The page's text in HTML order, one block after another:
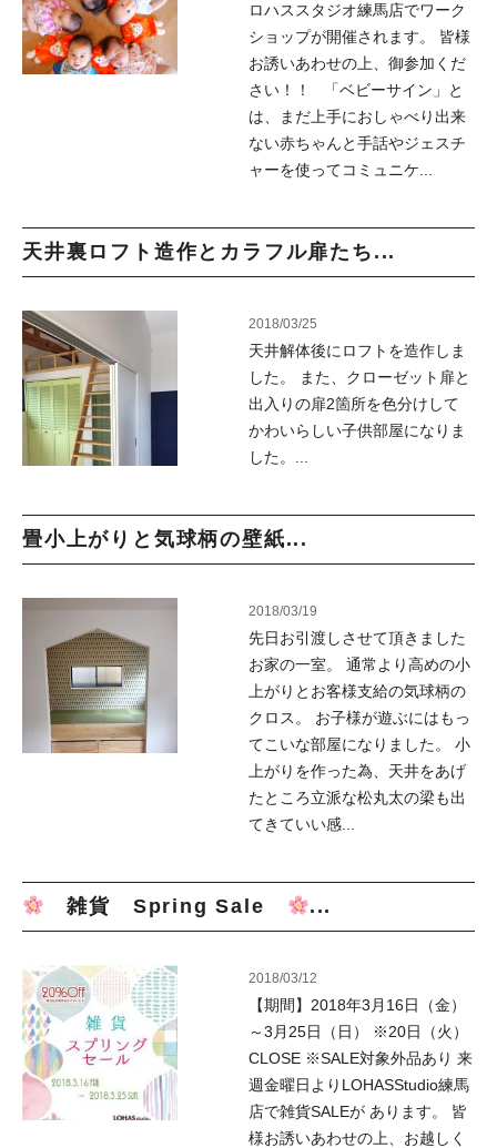
ロハススタジオ練馬店でワーク
ショップが開催されます。 皆様
お誘いあわせの上、御参加くだ
さい！！ 「ベビーサイン」と
は、まだ上手におしゃべり出来
ない赤ちゃんと手話やジェスチ
ャーを使ってコミュニケ...
天井裏ロフト造作とカラフル扉たち...
2018/03/25
天井解体後にロフトを造作しま
した。 また、クローゼット扉と
出入りの扉2箇所を色分けして
かわいらしい子供部屋になりま
した。...
畳小上がりと気球柄の壁紙...
2018/03/19
先日お引渡しさせて頂きました
お家の一室。 通常より高めの小
上がりとお客様支給の気球柄の
クロス。 お子様が遊ぶにはもっ
てこいな部屋になりました。 小
上がりを作った為、天井をあげ
たところ立派な松丸太の梁も出
てきていい感...
雑貨 Spring Sale ...
2018/03/12
【期間】2018年3月16日（金）
～3月25日（日） ※20日（火）
CLOSE ※SALE対象外品あり 来
週金曜日よりLOHASStudio練馬
店で雑貨SALEが あります。 皆
様お誘いあわせの上、お越しく